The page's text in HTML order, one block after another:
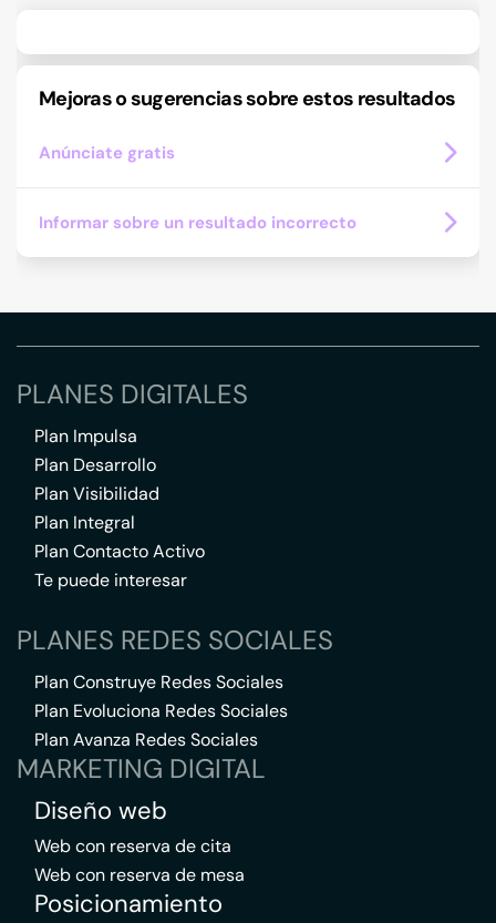
Mejoras o sugerencias sobre estos resultados
Anúnciate gratis
Informar sobre un resultado incorrecto
PLANES DIGITALES
Plan Impulsa
Plan Desarrollo
Plan Visibilidad
Plan Integral
Plan Contacto Activo
Te puede interesar
PLANES REDES SOCIALES
Plan Construye Redes Sociales
Plan Evoluciona Redes Sociales
Plan Avanza Redes Sociales
MARKETING DIGITAL
Diseño web
Web con reserva de cita
Web con reserva de mesa
Posicionamiento